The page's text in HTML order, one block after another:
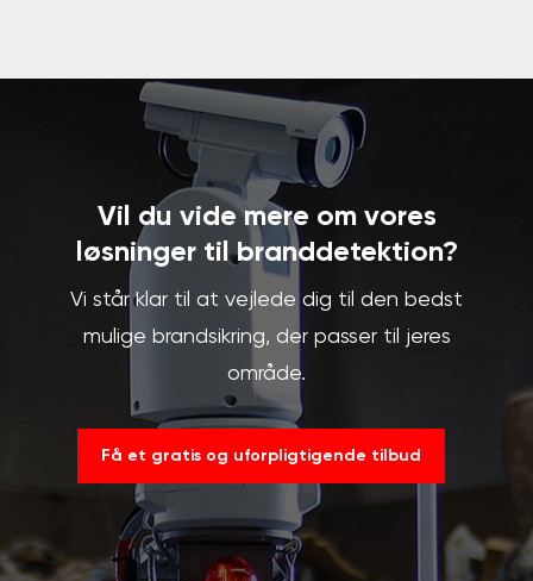
Vil du vide mere om vores
løsninger til branddetektion?
Vi står klar til at vejlede dig til den bedst
mulige brandsikring, der passer til jeres
område.
Få et gratis og uforpligtigende tilbud